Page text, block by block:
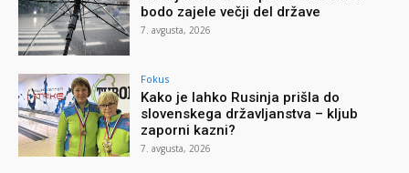
bodo zajele večji del države
7. avgusta, 2026
Fokus
Kako je lahko Rusinja prišla do
slovenskega državljanstva – kljub
zaporni kazni?
7. avgusta, 2026